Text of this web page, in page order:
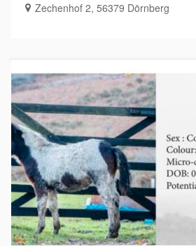
Zechenhof 2, 56379 Dörnberg